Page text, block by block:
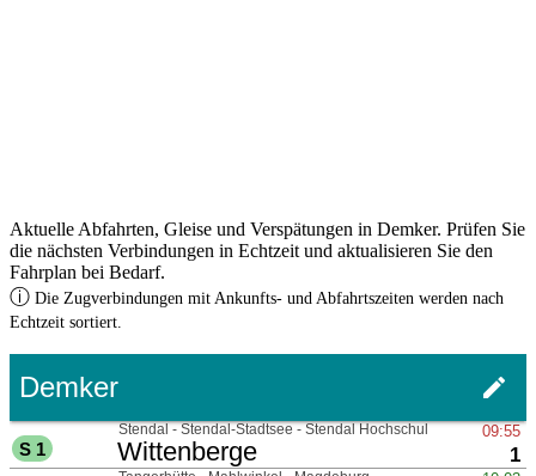
Aktuelle Abfahrten, Gleise und Verspätungen in Demker. Prüfen Sie
die nächsten Verbindungen in Echtzeit und aktualisieren Sie den
Fahrplan bei Bedarf.
ⓘ Die Zugverbindungen mit Ankunfts- und Abfahrtszeiten werden nach
Echtzeit sortiert.